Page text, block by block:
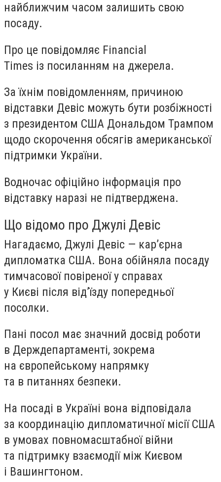
найближчим часом залишить свою
посаду.
Про це повідомляє Financial
Times із посиланням на джерела.
За їхнім повідомленням, причиною
відставки Девіс можуть бути розбіжності
з президентом США Дональдом Трампом
щодо скорочення обсягів американської
підтримки України.
Водночас офіційно інформація про
відставку наразі не підтверджена.
Що відомо про Джулі Девіс
Нагадаємо, Джулі Девіс — кар’єрна
дипломатка США. Вона обійняла посаду
тимчасової повіреної у справах
у Києві після від’їзду попередньої
посолки.
Пані посол має значний досвід роботи
в Держдепартаменті, зокрема
на європейському напрямку
та в питаннях безпеки.
На посаді в Україні вона відповідала
за координацію дипломатичної місії США
в умовах повномасштабної війни
та підтримку взаємодії між Києвом
і Вашингтоном.